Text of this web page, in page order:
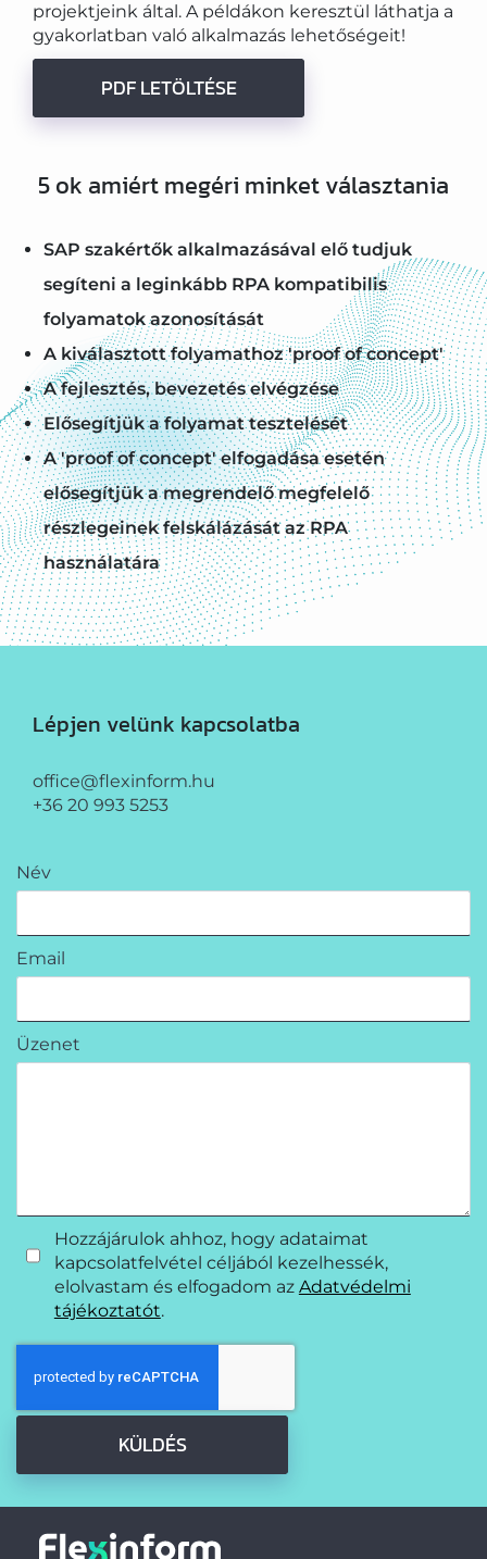
projektjeink által. A példákon keresztül láthatja a
gyakorlatban való alkalmazás lehetőségeit!
PDF LETÖLTÉSE
5 ok amiért megéri minket választania
SAP szakértők alkalmazásával elő tudjuk
segíteni a leginkább RPA kompatibilis
folyamatok azonosítását
A kiválasztott folyamathoz 'proof of concept'
A fejlesztés, bevezetés elvégzése
Elősegítjük a folyamat tesztelését
A 'proof of concept' elfogadása esetén
elősegítjük a megrendelő megfelelő
részlegeinek felskálázását az RPA
használatára
Lépjen velünk kapcsolatba
office@flexinform.hu
+36 20 993 5253
Név
Email
Üzenet
Hozzájárulok ahhoz, hogy adataimat
kapcsolatfelvétel céljából kezelhessék,
elolvastam és elfogadom az Adatvédelmi
tájékoztatót.
KÜLDÉS